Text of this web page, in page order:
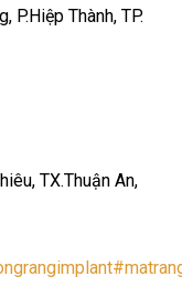
Thành, TP.
TX.Thuận An,